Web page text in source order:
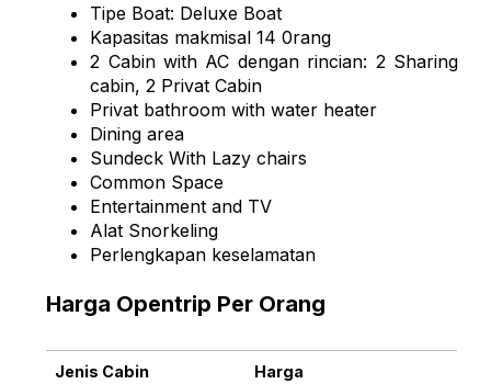
Tipe Boat: Deluxe Boat
Kapasitas makmisal 14 0rang
2 Cabin with AC dengan rincian: 2 Sharing
cabin, 2 Privat Cabin
Privat bathroom with water heater
Dining area
Sundeck With Lazy chairs
Common Space
Entertainment and TV
Alat Snorkeling
Perlengkapan keselamatan
Harga Opentrip Per Orang
Jenis Cabin
Harga